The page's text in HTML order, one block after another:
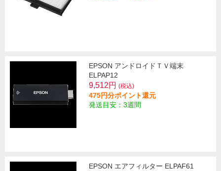
EPSON アンドロイドＴＶ端末
ELPAP12
9,512円 (税込)
475円分ポイント還元
発送目安：3週間
EPSON エアフィルター ELPAF61